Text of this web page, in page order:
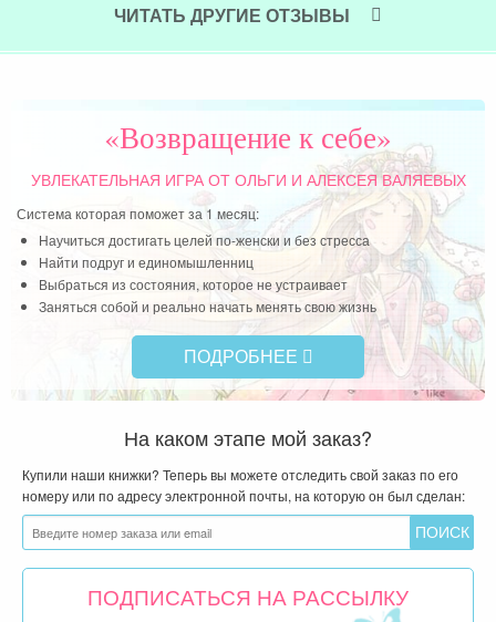
ЧИТАТЬ ДРУГИЕ ОТЗЫВЫ
«Возвращение к себе»
УВЛЕКАТЕЛЬНАЯ ИГРАОТ ОЛЬГИ И АЛЕКСЕЯ ВАЛЯЕВЫХ
Система которая поможет за 1 месяц:
Научиться достигать целей по-женски и без стресса
Найти подруг и единомышленниц
Выбраться из состояния, которое не устраивает
Заняться собой и реально начать менять свою жизнь
ПОДРОБНЕЕ
На каком этапе мой заказ?
Купили наши книжки? Теперь вы можете отследить свой заказ по его
номеру или по адресу электронной почты, на которую он был сделан:
ПОДПИСАТЬСЯ НА РАССЫЛКУ